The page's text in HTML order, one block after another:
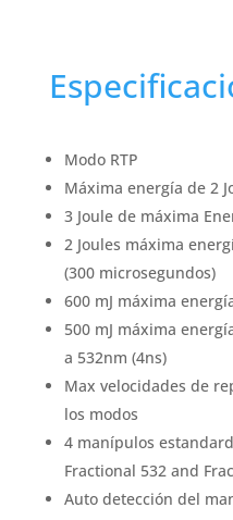
Modo RTP
Máxima energía de 2
3 Joule de máxima
2 Joules máxima
(300 microsegundos)
600 mJ máxima
500 mJ máxima
a 532nm (4ns)
Max velocidades de
los modos
4 manípulos
Fractional 532 and
Auto detección del